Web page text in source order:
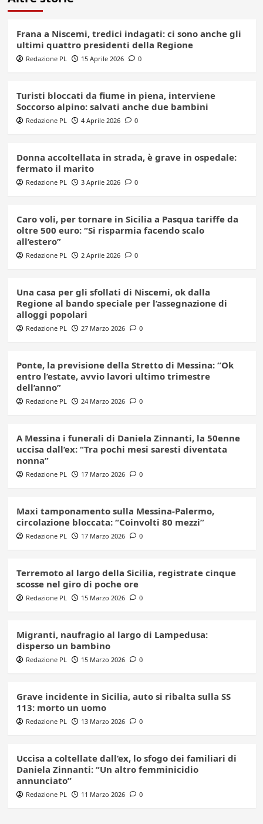
Frana a Niscemi, tredici indagati: ci sono anche gli
ultimi quattro presidenti della Regione
Redazione PL 15 Aprile 2026 0
Turisti bloccati da fiume in piena, interviene
Soccorso alpino: salvati anche due bambini
Redazione PL 4 Aprile 2026 0
Donna accoltellata in strada, è grave in ospedale:
fermato il marito
Redazione PL 3 Aprile 2026 0
Caro voli, per tornare in Sicilia a Pasqua tariffe da
oltre 500 euro: “Si risparmia facendo scalo
all’estero”
Redazione PL 2 Aprile 2026 0
Una casa per gli sfollati di Niscemi, ok dalla
Regione al bando speciale per l’assegnazione di
alloggi popolari
Redazione PL 27 Marzo 2026 0
Ponte, la previsione della Stretto di Messina: “Ok
entro l’estate, avvio lavori ultimo trimestre
dell’anno”
Redazione PL 24 Marzo 2026 0
A Messina i funerali di Daniela Zinnanti, la 50enne
uccisa dall’ex: “Tra pochi mesi saresti diventata
nonna”
Redazione PL 17 Marzo 2026 0
Maxi tamponamento sulla Messina-Palermo,
circolazione bloccata: “Coinvolti 80 mezzi”
Redazione PL 17 Marzo 2026 0
Terremoto al largo della Sicilia, registrate cinque
scosse nel giro di poche ore
Redazione PL 15 Marzo 2026 0
Migranti, naufragio al largo di Lampedusa:
disperso un bambino
Redazione PL 15 Marzo 2026 0
Grave incidente in Sicilia, auto si ribalta sulla SS
113: morto un uomo
Redazione PL 13 Marzo 2026 0
Uccisa a coltellate dall’ex, lo sfogo dei familiari di
Daniela Zinnanti: “Un altro femminicidio
annunciato”
Redazione PL 11 Marzo 2026 0